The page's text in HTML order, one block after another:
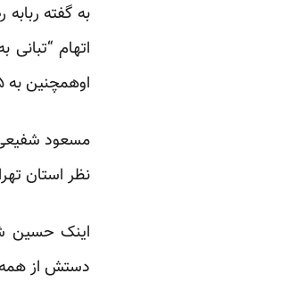
به گفته
اتهام
اوهمچنین به ۵ سال ممنوعیت از فعالیت محکوم شده است.
مسعود
نظر استان
اینک حسین
دستش از همه